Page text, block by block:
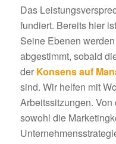
Das
fundiert. Bereits hier
Seine Ebenen
abgestimmt, sobald
der Konsens auf
sind. Wir helfen mit
Arbeitssitzungen.
sowohl die